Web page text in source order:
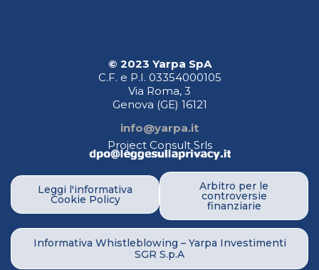
© 2023 Yarpa SpA
C.F. e P.I. 03354000105
Via Roma, 3
Genova (GE) 16121
info@yarpa.it
Project Consult Srls
Leggi l'informativa
Cookie Policy
Arbitro per le
controversie
finanziarie
Informativa Whistleblowing – Yarpa Investimenti
SGR S.p.A